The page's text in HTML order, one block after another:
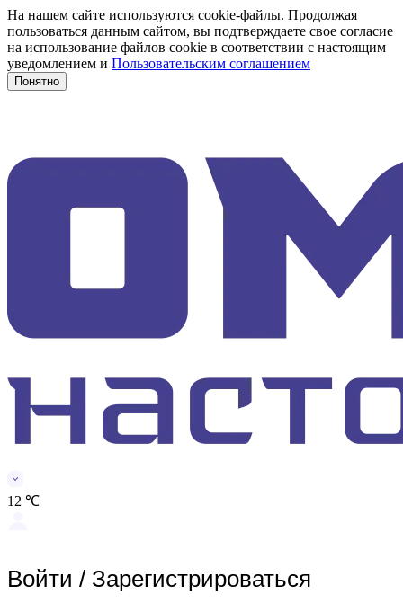
На нашем сайте используются cookie-файлы. Продолжая
пользоваться данным сайтом, вы подтверждаете свое согласие
на использование файлов cookie в соответствии с настоящим
уведомлением и Пользовательским соглашением
Понятно
12 ℃
Войти / Зарегистрироваться